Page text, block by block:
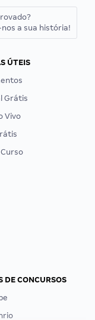
nos a sua história!
ÚTEIS
Grátis
Vivo
DE CONCURSOS